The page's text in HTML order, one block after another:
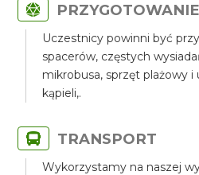
Uczestnicy powinni być
spacerów, częstych
mikrobusa, sprzęt plażowy i
kąpieli,.
TRANSPORT
Wykorzystamy na naszej